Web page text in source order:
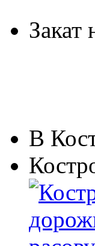
Закат
В